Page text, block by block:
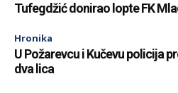
Tufegdžić donirao lopte FK
Hronika
U Požarevcu i Kučevu policija
dva lica